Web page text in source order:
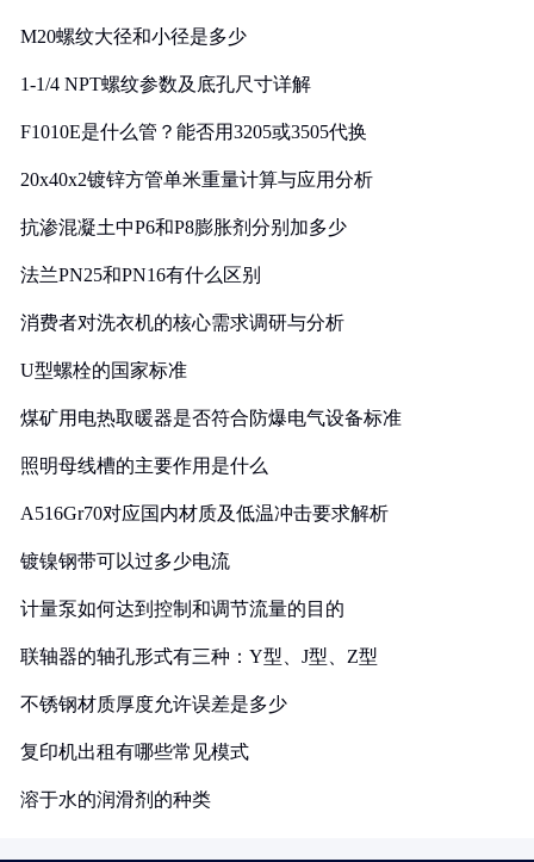
M20螺纹大径和小径是多少
1-1/4 NPT螺纹参数及底孔尺寸详解
F1010E是什么管？能否用3205或3505代换
20x40x2镀锌方管单米重量计算与应用分析
抗渗混凝土中P6和P8膨胀剂分别加多少
法兰PN25和PN16有什么区别
消费者对洗衣机的核心需求调研与分析
U型螺栓的国家标准
煤矿用电热取暖器是否符合防爆电气设备标准
照明母线槽的主要作用是什么
A516Gr70对应国内材质及低温冲击要求解析
镀镍钢带可以过多少电流
计量泵如何达到控制和调节流量的目的
联轴器的轴孔形式有三种：Y型、J型、Z型
不锈钢材质厚度允许误差是多少
复印机出租有哪些常见模式
溶于水的润滑剂的种类